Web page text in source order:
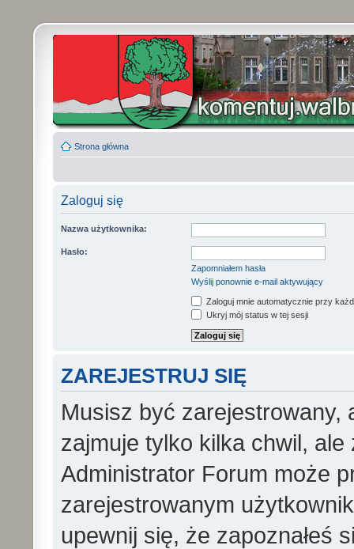
Strona główna
Zaloguj się
Nazwa użytkownika:
Hasło:
Zapomniałem hasła
Wyślij ponownie e-mail aktywujący
Zaloguj mnie automatycznie przy
Ukryj mój status w tej sesji
ZAREJESTRUJ SIĘ
Musisz być zarejestrowany,
zajmuje tylko kilka chwil,
Administrator Forum może
zarejestrowanym
upewnij się, że zapoznałeś